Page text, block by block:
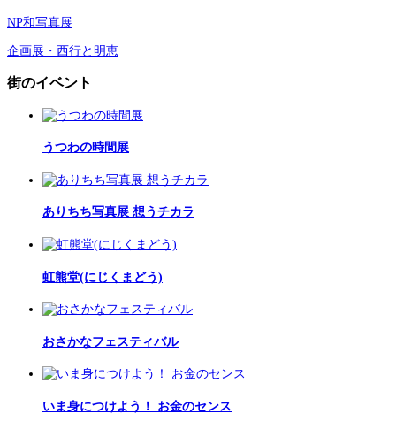
NP和写真展
企画展・西行と明恵
街のイベント
うつわの時間展
ありちち写真展 想うチカラ
虹熊堂(にじくまどう)
おさかなフェスティバル
いま身につけよう！ お金のセンス